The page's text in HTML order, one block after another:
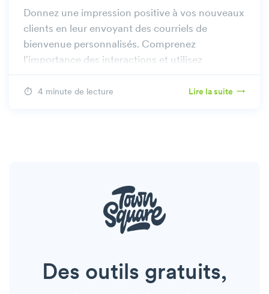
Donnez une impression positive à vos nouveaux
clients en leur envoyant des courriels de
bienvenue personnalisés. Comprenez
l'importance des interactions et utilisez
efficacement notre modèle pour les nouveaux
invités.
4 minute de lecture Lire la suite
Des outils gratuits,